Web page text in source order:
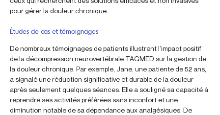
pour gérer la douleur chronique.
Études de cas et témoignages
De nombreux témoignages de patients illustrent l’impact positif
de la décompression neurovertébrale TAGMED sur la gestion de
la douleur chronique. Par exemple, Jane, une patiente de 52 ans,
a signalé une réduction significative et durable de la douleur
après seulement quelques séances. Elle a souligné sa capacité à
reprendre ses activités préférées sans inconfort et une
diminution notable de sa dépendance aux analgésiques. De